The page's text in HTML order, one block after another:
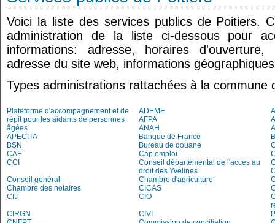
Voici la liste des services publics de Poitiers.
administration de la liste ci-dessous pour
informations: adresse, horaires
adresse du site web, informations
Types administrations rattachées à la commune
Plateforme d'accompagnement et de
répit pour les aidants de personnes
âgées
ADEME
AFPA
ANAH
APECITA
Banque de France
BSN
Bureau de douane
CAF
Cap emploi
CCI
Conseil départemental de l'accès au
droit des Yvelines
Conseil général
Chambre d'agriculture
Chambre des notaires
CICAS
CIJ
CIO
CIRGN
CIVI